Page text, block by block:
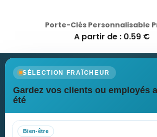
Porte-Clés Personnalisable
A partir de : 0.59 €
SÉLECTION FRAÎCHEUR
Gardez vos clients ou employés
été
Bien-être
Newsletter
Recevez nos dernières nouvelles et